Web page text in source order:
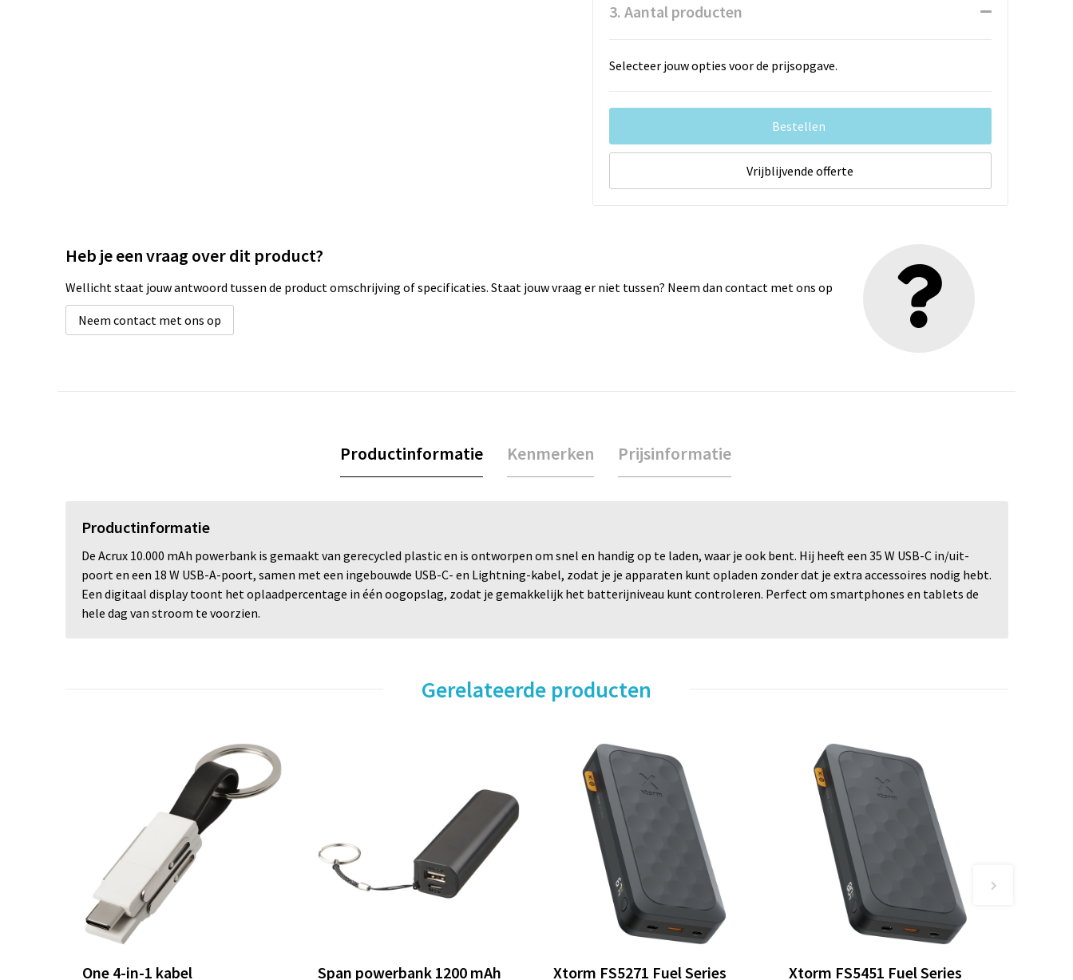
3. Aantal producten
Selecteer jouw opties voor de prijsopgave.
Bestellen
Vrijblijvende offerte
Heb je een vraag over dit product?
Wellicht staat jouw antwoord tussen de product omschrijving of specificaties. Staat jouw vraag er niet tussen? Neem dan contact met ons op
Neem contact met ons op
Productinformatie Kenmerken Prijsinformatie
Productinformatie
De Acrux 10.000 mAh powerbank is gemaakt van gerecycled plastic en is ontworpen om snel en handig op te laden, waar je ook bent. Hij heeft een 35 W USB-C in/uit-
poort en een 18 W USB-A-poort, samen met een ingebouwde USB-C- en Lightning-kabel, zodat je je apparaten kunt opladen zonder dat je extra accessoires nodig hebt.
Een digitaal display toont het oplaadpercentage in één oogopslag, zodat je gemakkelijk het batterijniveau kunt controleren. Perfect om smartphones en tablets de
hele dag van stroom te voorzien.
Gerelateerde producten
One 4-in-1 kabel Span powerbank 1200 mAh Xtorm FS5271 Fuel Series Xtorm FS5451 Fuel Series